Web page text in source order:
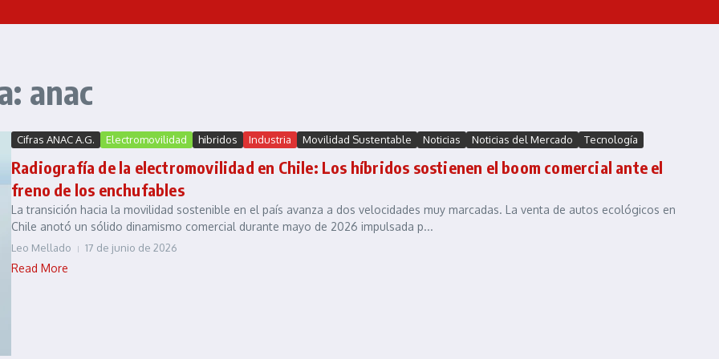
anac
Cifras ANAC A.G. Electromovilidad hibridos Industria Movilidad Sustentable Noticias Noticias del Mercado Tecnología
Radiografía de la electromovilidad en Chile: Los híbridos sostienen el boom comercial ante el
freno de los enchufables
La transición hacia la movilidad sostenible en el país avanza a dos velocidades muy marcadas. La venta de autos ecológicos en
Chile anotó un sólido dinamismo comercial durante mayo de 2026 impulsada p...
Leo Mellado 17 de junio de 2026
Read More